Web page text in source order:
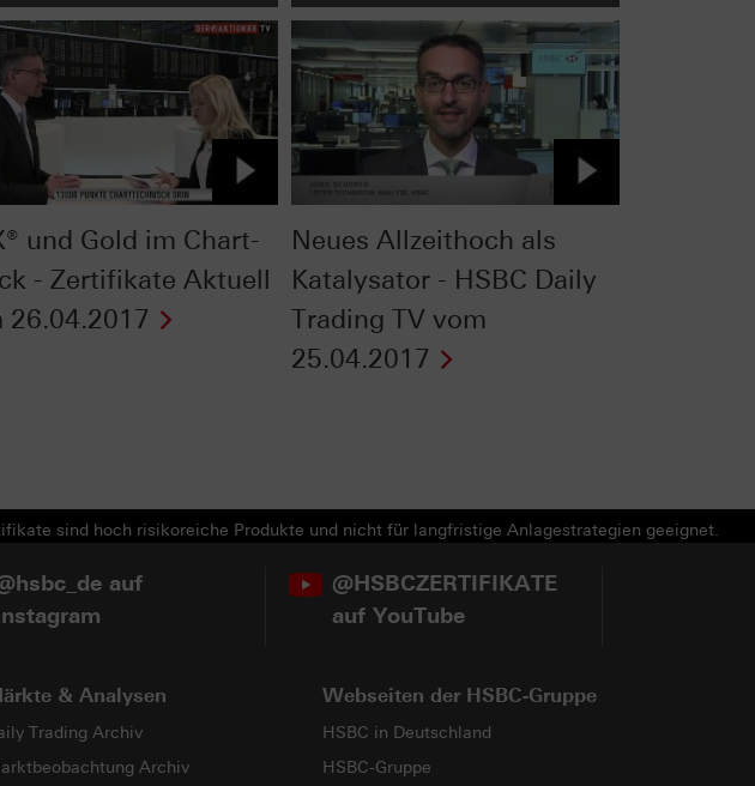
und Gold im Chart-
- Zertifikate Aktuell
26.04.2017
Neues Allzeithoch als
Katalysator - HSBC Daily
Trading TV vom
25.04.2017
sind hoch risikoreiche Produkte und nicht für langfristige Anlagestrategien geeignet.
auf
@HSBCZERTIFIKATE
auf YouTube
& Analysen
Trading Archiv
Archiv
Webseiten der HSBC-Gruppe
HSBC in Deutschland
HSBC-Gruppe